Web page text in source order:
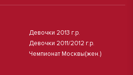
Девочки 2013 г.р.
Девочки 2011/2012 г.р.
Чемпионат Москвы(жен.)